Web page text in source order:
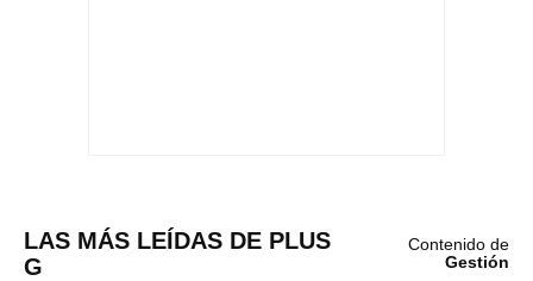
LAS MÁS LEÍDAS DE PLUS
G
Contenido de
Gestión